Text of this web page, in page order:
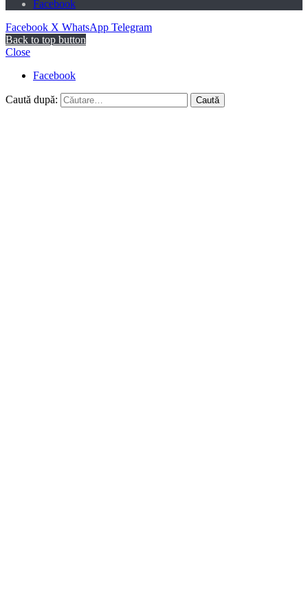
Facebook
Facebook X WhatsApp Telegram
Back to top button
Close
Facebook
Caută după: